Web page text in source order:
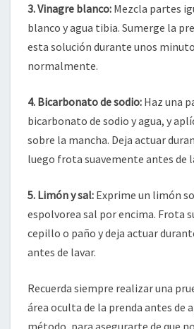
3. Vinagre blanco: Mezcla partes
blanco y agua tibia. Sumerge la
esta solución durante unos
normalmente.
4. Bicarbonato de sodio: Haz una
bicarbonato de sodio y agua, y
sobre la mancha. Deja actuar
luego frota suavemente antes de
5. Limón y sal: Exprime un limón
espolvorea sal por encima. Frota
cepillo o paño y deja actuar
antes de lavar.
Recuerda siempre realizar una
área oculta de la prenda antes de
método, para asegurarte de que